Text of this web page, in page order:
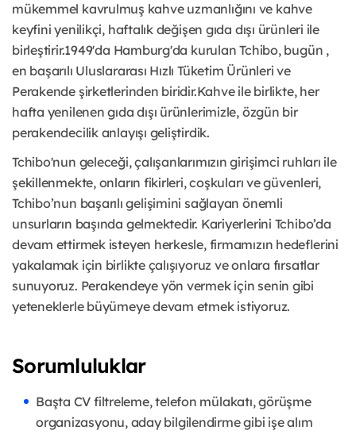
mükemmel kavrulmuş kahve uzmanlığını ve kahve
keyfini yenilikçi, haftalık değişen gıda dışı ürünleri ile
birleştirir.1949'da Hamburg'da kurulan Tchibo, bugün ,
en başarılı Uluslararası Hızlı Tüketim Ürünleri ve
Perakende şirketlerinden biridir.Kahve ile birlikte, her
hafta yenilenen gıda dışı ürünlerimizle, özgün bir
perakendecilik anlayışı geliştirdik.
Tchibo'nun geleceği, çalışanlarımızın girişimci ruhları ile
şekillenmekte, onların fikirleri, coşkuları ve güvenleri,
Tchibo’nun başarılı gelişimini sağlayan önemli
unsurların başında gelmektedir. Kariyerlerini Tchibo’da
devam ettirmek isteyen herkesle, firmamızın hedeflerini
yakalamak için birlikte çalışıyoruz ve onlara fırsatlar
sunuyoruz. Perakendeye yön vermek için senin gibi
yeteneklerle büyümeye devam etmek istiyoruz.
Sorumluluklar
Başta CV filtreleme, telefon mülakatı, görüşme
organizasyonu, aday bilgilendirme gibi işe alım